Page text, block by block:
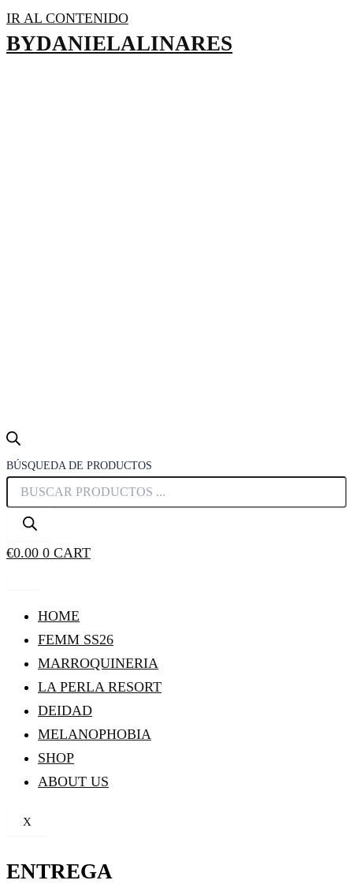
IR AL CONTENIDO
BYDANIELALINARES
BÚSQUEDA DE PRODUCTOS
€0.00 0 CART
HOME
FEMM SS26
MARROQUINERIA
LA PERLA RESORT
DEIDAD
MELANOPHOBIA
SHOP
ABOUT US
X
ENTREGA